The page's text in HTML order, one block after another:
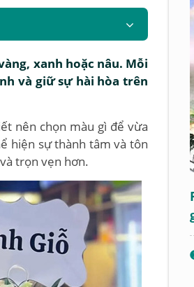
xanh hoặc nâu. Mỗi
và giữ sự hài hòa trên
nên chọn màu gì để vừa
hiện sự thành tâm và tôn
trọn vẹn hơn.